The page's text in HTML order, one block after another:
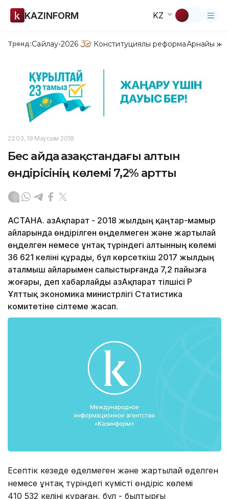
KAZINFORM KZ
Тренд:Сайлау-2026 Конституциялық реформаАрнайы
22:03, 19 Маусым 2018
Бес айда Қазақстандағы алтын
өндірісінің көлемі 7,2% артты
АСТАНА. ҚазАқпарат - 2018 жылдың қаңтар-мамыр
айларында өндірілген өңделмеген және жартылай
өңделген немесе ұнтақ түріндегі алтынның көлемі
36 621 келіні құрады, бұл көрсеткіш 2017 жылдың
аталмыш айларымен салыстырғанда 7,2 пайызға
жоғары, деп хабарлайды ҚазАқпарат тілшісі ҚР
Ұлттық экономика министрлігі Статистика
комитетіне сілтеме жасап.
Есептік кезеңде өңделмеген және жартылай өңделген
немесе ұнтақ түріндегі күмістің өндіріс көлемі
410 532 келіні құраған, бұл - былтырғы